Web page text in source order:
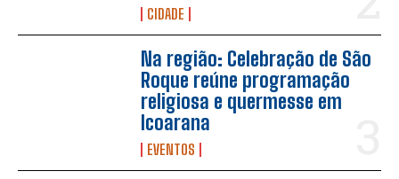
CIDADE
Na região: Celebração de São
Roque reúne programação
religiosa e quermesse em
Icoarana
EVENTOS